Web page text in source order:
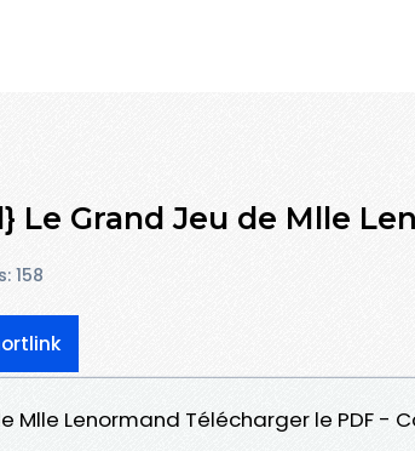
Le Grand Jeu de Mlle
158
Mlle Lenormand Télécharger le PDF -